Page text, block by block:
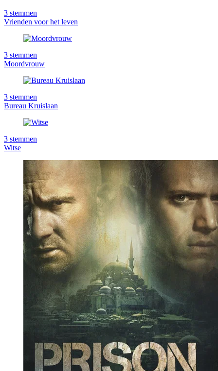
3 stemmen
Vrienden voor het leven
3 stemmen
Moordvrouw
3 stemmen
Bureau Kruislaan
3 stemmen
Witse